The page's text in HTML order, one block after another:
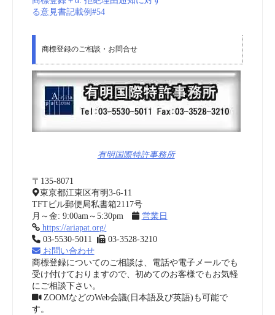
る意見書記載例#54
商標登録のご相談・お問合せ
有明国際特許事務所
〒135-8071
東京都江東区有明3-6-11
TFTビル郵便局私書箱2117号
月～金: 9:00am～5:30pm
営業日
https://ariapat.org/
03-5530-5011
03-3528-3210
お問い合わせ
商標登録についてのご相談は、電話や電子メールでも
受け付けておりますので、初めてのお客様でもお気軽
にご相談下さい。
ZOOMなどのWeb会議(日本語及び英語)も可能で
す。